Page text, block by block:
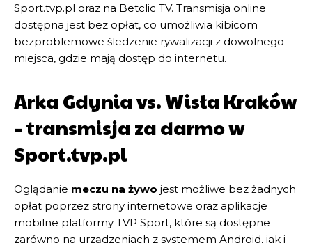
Sport.tvp.pl oraz na Betclic TV. Transmisja online
dostępna jest bez opłat, co umożliwia kibicom
bezproblemowe śledzenie rywalizacji z dowolnego
miejsca, gdzie mają dostęp do internetu.
Arka Gdynia vs. Wisła Kraków
– transmisja za darmo w
Sport.tvp.pl
Oglądanie meczu na żywo jest możliwe bez żadnych
opłat poprzez strony internetowe oraz aplikacje
mobilne platformy TVP Sport, które są dostępne
zarówno na urządzeniach z systemem Android, jak i